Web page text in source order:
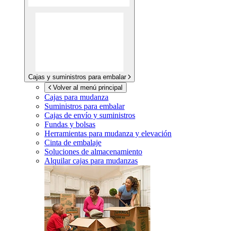
Cajas y suministros para embalar
Volver al menú principal
Cajas para mudanza
Suministros para embalar
Cajas de envío y suministros
Fundas y bolsas
Herramientas para mudanza y elevación
Cinta de embalaje
Soluciones de almacenamiento
Alquilar cajas para mudanzas